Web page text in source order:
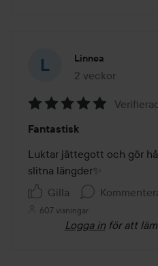
Linnea
2 veckor
Inlägget
5
av
5
Fantastisk
Luktar jättegott och gör
slitna längder✨️
Gilla
607 visningar
Logga in för att